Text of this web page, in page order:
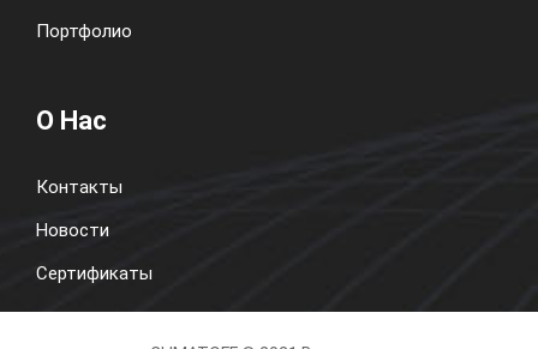
Портфолио
О Нас
Контакты
Новости
Сертификаты